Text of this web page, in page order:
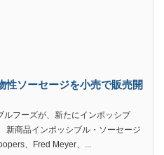
性ソーセージを小売で販売開
ルフーズが、新たにインポッシブ
新商品インポッシブル・ソーセージ
、Fred Meyer、...